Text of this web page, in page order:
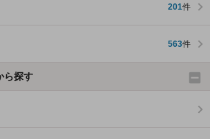
201件
563件
ら探す